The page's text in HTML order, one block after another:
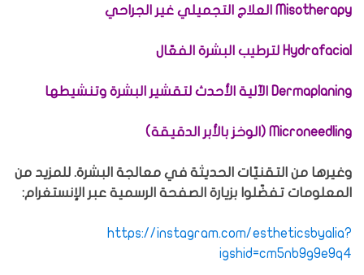
Misotherapy العلاج التجميلي غير الجراحي
Hydrafacial لترطيب البشرة الفعّال
Dermaplaning الآلية الأحدث لتقشير البشرة وتنشيطها
Microneedling (الوخز بالأبر الدقيقة)
وغيرها من التقنيّات الحديثة في معالجة البشرة. للمزيد من
المعلومات تفضّلوا بزيارة الصفحة الرسمية عبر الإنستغرام:
https://instagram.com/estheticsbyalia?
igshid=cm5nb9g9e9q4